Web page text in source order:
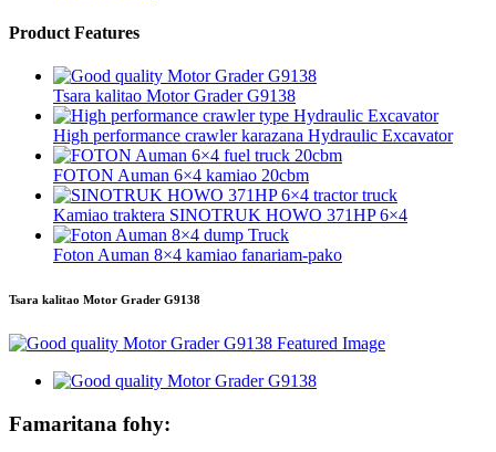
Product Features
Tsara kalitao Motor Grader G9138
High performance crawler karazana Hydraulic Excavator
FOTON Auman 6×4 kamiao 20cbm
Kamiao traktera SINOTRUK HOWO 371HP 6×4
Foton Auman 8×4 kamiao fanariam-pako
Tsara kalitao Motor Grader G9138
Famaritana fohy: